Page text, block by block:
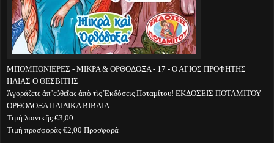
ΜΠΟΜΠΟΝΙΕΡΕΣ - ΜΙΚΡΑ & ΟΡΘΟΔΟΞΑ - 17 - Ο ΑΓΙΟΣ ΠΡΟΦΗΤΗΣ
ΗΛΙΑΣ Ο ΘΕΣΒΙΤΗΣ
Ἀγοράζετε ἀπ᾽εὐθεῖας ἀπὸ τὶς Ἐκδόσεις Ποταμίτου! ΕΚΔΟΣΕΙΣ ΠΟΤΑΜΙΤΟΥ-
ΟΡΘΟΔΟΞΑ ΠΑΙΔΙΚΑ ΒΙΒΛΙΑ
Τιμὴ λιανικῆς €3,00
Τιμὴ προσφορᾶς €2,00 Προσφορά